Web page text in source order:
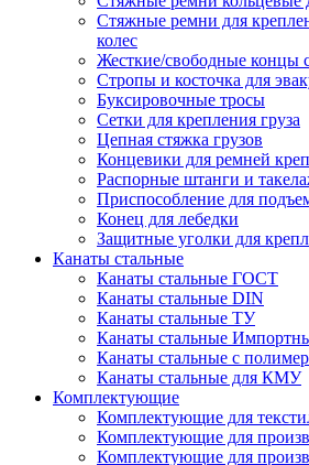
Стяжные ремни для
колес
Жесткие/свободные концы
Стропы и косточка для
Буксировочные тросы
Сетки для крепления груза
Цепная стяжка грузов
Концевики для ремней
Распорные штанги и
Приспособление для
Конец для лебедки
Защитные уголки для
Канаты стальные
Канаты стальные ГОСТ
Канаты стальные DIN
Канаты стальные ТУ
Канаты стальные
Канаты стальные с
Канаты стальные для КМУ
Комплектующие
Комплектующие для
Комплектующие для
Комплектующие для